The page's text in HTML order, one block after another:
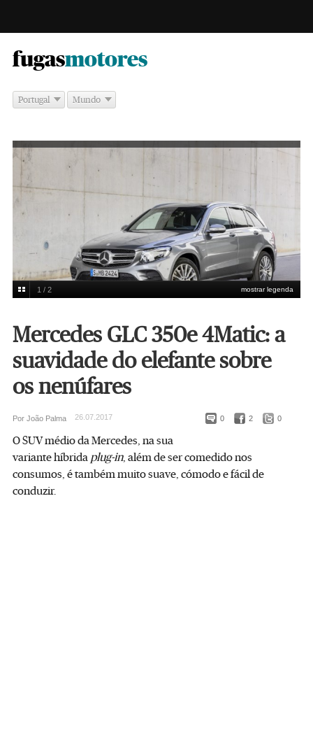
fugas -
motores
Portugal Mundo
mostrar legenda
1 / 2
Mercedes GLC 350e 4Matic: a
suavidade do elefante sobre
os nenúfares
0 2 0
Por João Palma 26.07.2017
O SUV médio da Mercedes, na sua
variante híbrida plug-in, além de ser comedido nos
consumos, é também muito suave, cómodo e fácil de
conduzir.